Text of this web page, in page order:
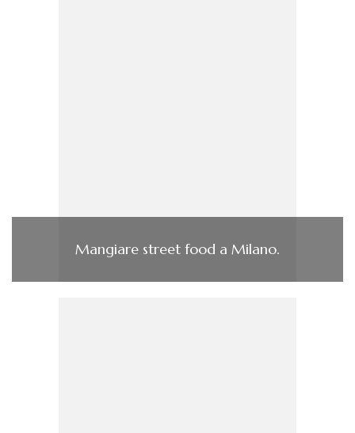
Mangiare street food a Milano.